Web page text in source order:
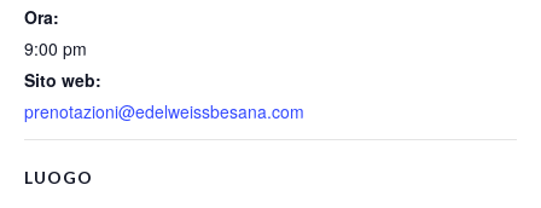
Ora:
9:00 pm
Sito web:
prenotazioni@edelweissbesana.com
LUOGO